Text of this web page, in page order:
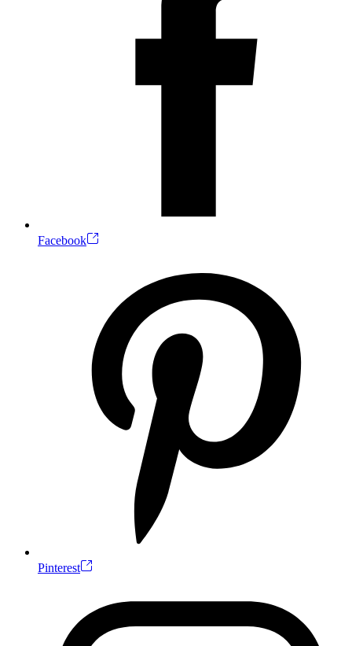
Facebook
Pinterest